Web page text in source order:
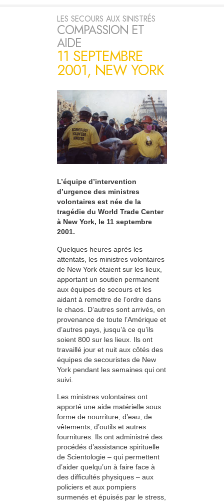
LES SECOURS AUX SINISTRÉS
COMPASSION ET
AIDE
11 SEPTEMBRE
2001, NEW YORK
L’équipe d’intervention
d’urgence des ministres
volontaires est née de la
tragédie du World Trade Center
à New York, le 11 septembre
2001.
Quelques heures après les
attentats, les ministres volontaires
de New York étaient sur les lieux,
apportant un soutien permanent
aux équipes de secours et les
aidant à remettre de l’ordre dans
le chaos. D’autres sont arrivés, en
provenance de toute l’Amérique et
d’autres pays, jusqu’à ce qu’ils
soient 800 sur les lieux. Ils ont
travaillé jour et nuit aux côtés des
équipes de secouristes de New
York pendant les semaines qui ont
suivi.
Les ministres volontaires ont
apporté une aide matérielle sous
forme de nourriture, d’eau, de
vêtements, d’outils et autres
fournitures. Ils ont administré des
procédés d’assistance spirituelle
de Scientologie – qui permettent
d’aider quelqu’un à faire face à
des difficultés physiques – aux
policiers et aux pompiers
surmenés et épuisés par le stress,